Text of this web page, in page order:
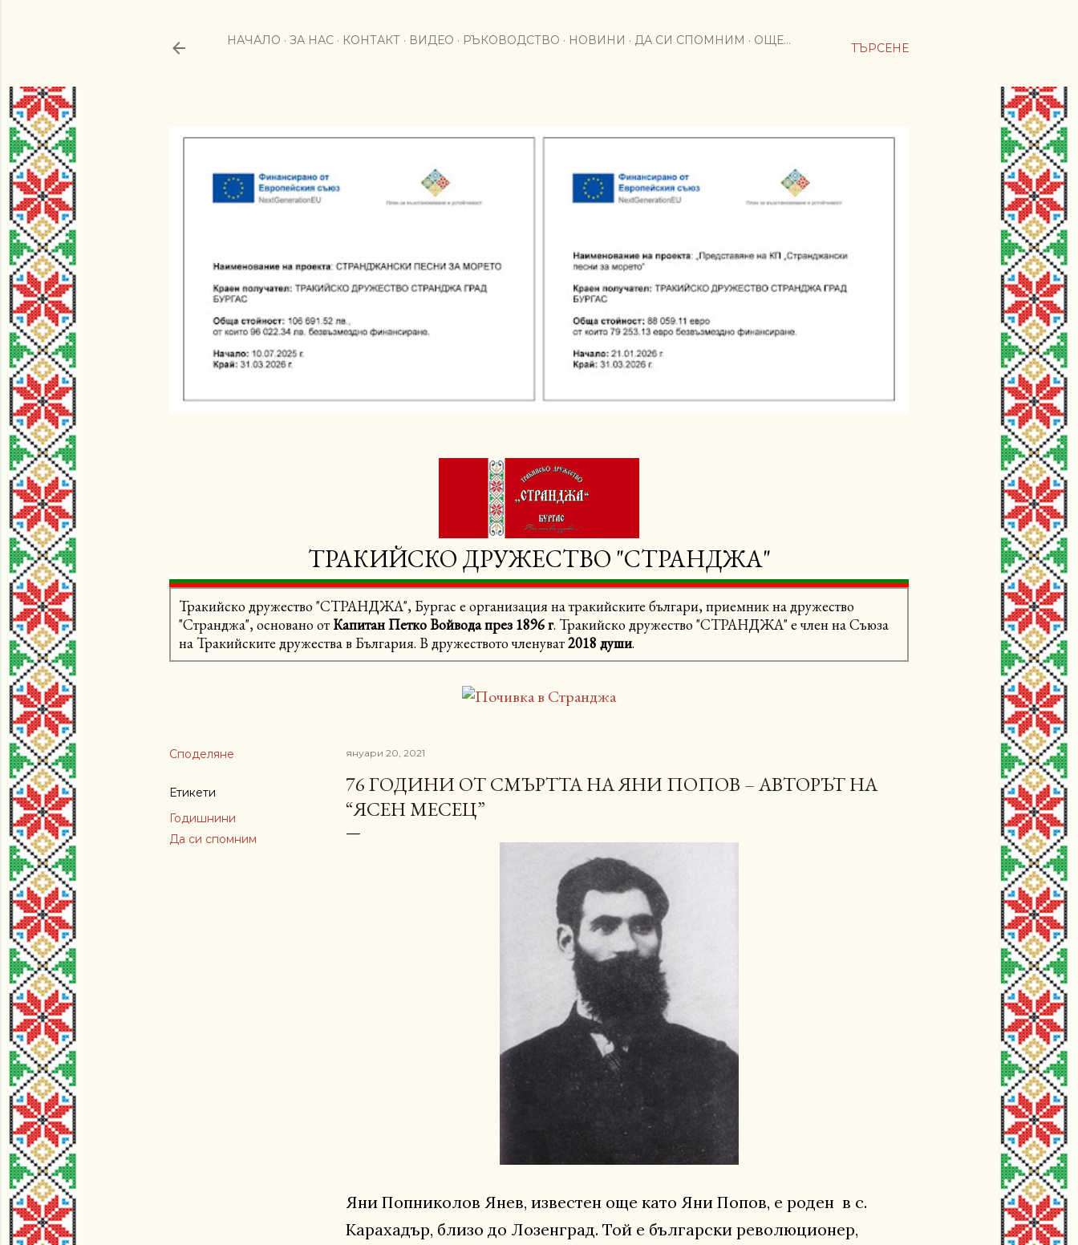
ТЪРСЕНЕ
НАЧАЛО ЗА НАС КОНТАКТ ВИДЕО РЪКОВОДСТВО НОВИНИ ДА СИ СПОМНИМ ОЩЕ…
ТРАКИЙСКО ДРУЖЕСТВО "СТРАНДЖА"
Тракийско дружество "СТРАНДЖА", Бургас е организация на тракийските българи, приемник на дружество
"Странджа", основано от Капитан Петко Войвода през 1896 г. Тракийско дружество "СТРАНДЖА" е член на Съюза
на Тракийските дружества в България. В дружеството членуват2018 души.
Споделяне
Етикети
Годишнини
Да си спомним
януари 20, 2021
76 ГОДИНИ ОТ СМЪРТТА НА ЯНИ ПОПОВ – АВТОРЪТ НА
“ЯСЕН МЕСЕЦ”
Яни Попниколов Янев, известен още като Яни Попов, е роден в с.
Карахадър, близо до Лозенград. Той е български революционер,